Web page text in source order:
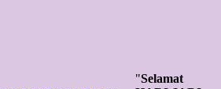
"Selamat